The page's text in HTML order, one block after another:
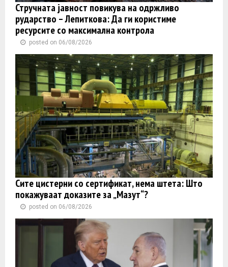
Стручната јавност повикува на одржливо
рударство – Лепиткова: Да ги користиме
ресурсите со максимална контрола
posted on 06/08/2026
Сите цистерни со сертификат, нема штета: Што
покажуваат доказите за „Мазут“?
posted on 06/08/2026